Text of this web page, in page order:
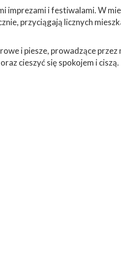
imprezami i festiwalami. W
przyciągają licznych
i piesze, prowadzące
cieszyć się spokojem i ciszą.